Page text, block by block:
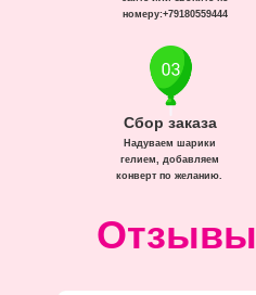
Сбор заказа
Надуваем шарики
гелием, добавляем
конверт по желанию.
номеру:+79180559444
Отзывы